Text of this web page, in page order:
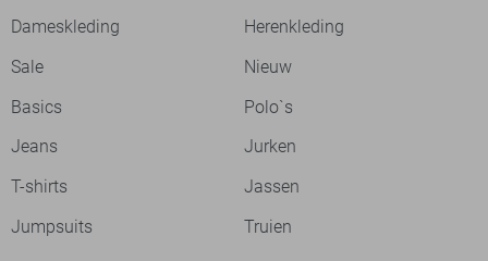
Dameskleding
Herenkleding
Sale
Nieuw
Basics
Polo`s
Jeans
Jurken
T-shirts
Jassen
Jumpsuits
Truien